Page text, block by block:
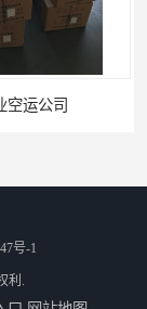
空运公司
号-1
利.